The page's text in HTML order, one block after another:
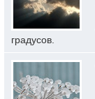
градусов.